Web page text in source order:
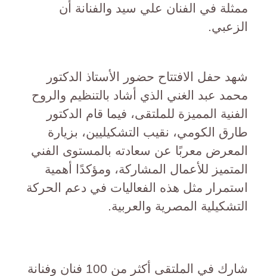
ممثلة في الفنان علي سيد والفنانة أن
الزعبي.
شهد حفل الافتتاح حضور الأستاذ الدكتور
محمد عبد الغني الذي أشاد بالتنظيم والروح
الفنية المميزة للملتقى، فيما قام الدكتور
طارق الكومي، نقيب التشكيليين، بزيارة
المعرض معربًا عن سعادته بالمستوى الفني
المتميز للأعمال المشاركة، ومؤكدًا أهمية
استمرار مثل هذه الفعاليات في دعم الحركة
التشكيلية المصرية والعربية.
شارك في الملتقى أكثر من 100 فنان وفنانة